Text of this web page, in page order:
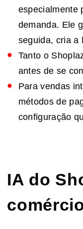
especialmente
demanda. Ele
seguida, cria a
Tanto o
antes de se
Para vendas
métodos de
configuração
IA do